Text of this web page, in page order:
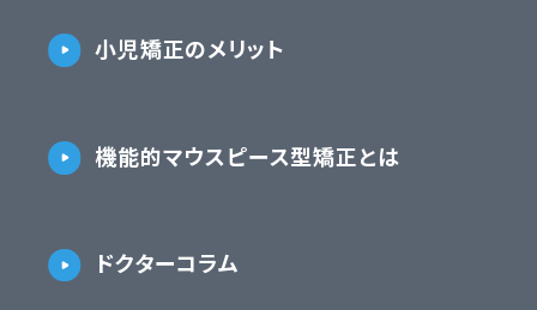
小児矯正のメリット
機能的マウスピース型矯正とは
ドクターコラム